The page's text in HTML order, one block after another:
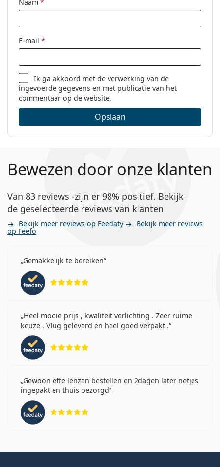
Naam *
E-mail *
Ik ga akkoord met deverwerking van de
ingevoerde gegevens en met publicatie van het
commentaar op de website.
Opslaan
Bewezen door onze klanten
Van 83 reviews -zijn er 98% positief. Bekijk
de geselecteerde reviews van klanten
Bekijk meer reviews op Feedaty Bekijk meer reviews
op Feefo
Gemakkelijk te bereiken
Heel mooie prijs , kwaliteit verlichting . Zeer ruime
keuze . Vlug geleverd en heel goed verpakt .
Gewoon effe lenzen bestellen en 2dagen later netjes
ingepakt en thuis bezorgd